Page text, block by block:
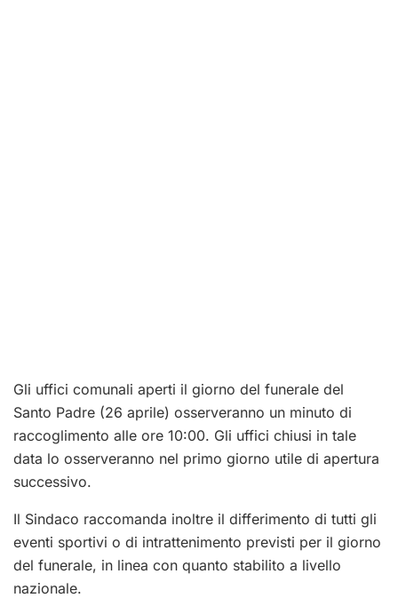
Gli uffici comunali aperti il giorno del funerale del
Santo Padre (26 aprile) osserveranno un minuto di
raccoglimento alle ore 10:00. Gli uffici chiusi in tale
data lo osserveranno nel primo giorno utile di apertura
successivo.
Il Sindaco raccomanda inoltre il differimento di tutti gli
eventi sportivi o di intrattenimento previsti per il giorno
del funerale, in linea con quanto stabilito a livello
nazionale.